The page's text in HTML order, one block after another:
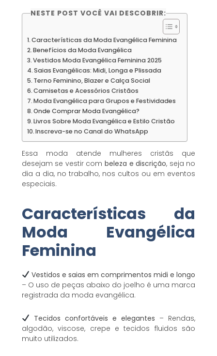
NESTE POST VOCÊ VAI DESCOBRIR:
Características da Moda Evangélica Feminina
Benefícios da Moda Evangélica
Vestidos Moda Evangélica Feminina 2025
Saias Evangélicas: Midi, Longa e Plissada
Terno Feminino, Blazer e Calça Social
Camisetas e Acessórios Cristãos
Moda Evangélica para Grupos e Festividades
Onde Comprar Moda Evangélica?
Livros Sobre Moda Evangélica e Estilo Cristão
Inscreva-se no Canal do WhatsApp
Essa moda atende mulheres cristãs que
desejam se vestir com beleza e discrição, seja no
dia a dia, no trabalho, nos cultos ou em eventos
especiais.
Características da
Moda Evangélica
Feminina
Vestidos e saias em comprimentos midi e longo
– O uso de peças abaixo do joelho é uma marca
registrada da moda evangélica.
Tecidos confortáveis e elegantes – Rendas,
algodão, viscose, crepe e tecidos fluidos são
muito utilizados.